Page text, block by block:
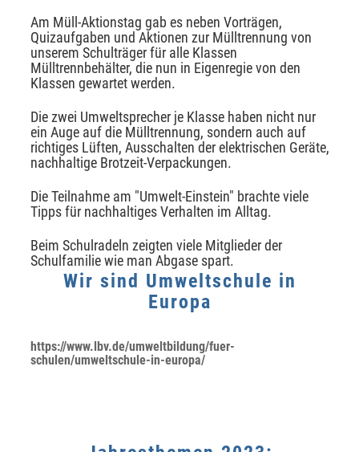
Am Müll-Aktionstag gab es neben Vorträgen,
Quizaufgaben und Aktionen zur Mülltrennung von
unserem Schulträger für alle Klassen
Mülltrennbehälter, die nun in Eigenregie von den
Klassen gewartet werden.
Die zwei Umweltsprecher je Klasse haben nicht nur
ein Auge auf die Mülltrennung, sondern auch auf
richtiges Lüften, Ausschalten der elektrischen Geräte,
nachhaltige Brotzeit-Verpackungen.
Die Teilnahme am "Umwelt-Einstein" brachte viele
Tipps für nachhaltiges Verhalten im Alltag.
Beim Schulradeln zeigten viele Mitglieder der
Schulfamilie wie man Abgase spart.
Wir sind Umweltschule in
Europa
https://www.lbv.de/umweltbildung/fuer-
schulen/umweltschule-in-europa/